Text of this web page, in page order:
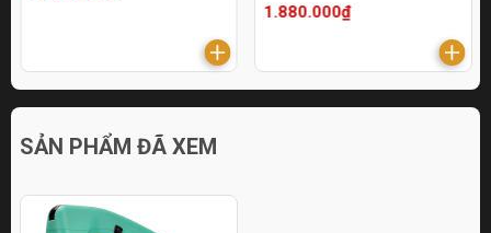
1.880.000₫
SẢN PHẨM ĐÃ XEM